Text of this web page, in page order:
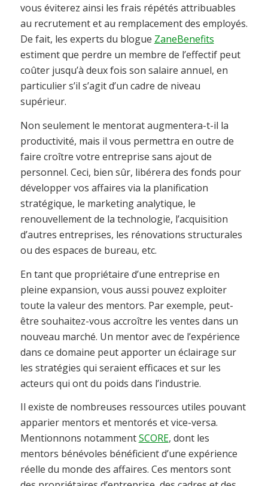
vous éviterez ainsi les frais répétés attribuables
au recrutement et au remplacement des employés.
De fait, les experts du blogue ZaneBenefits
estiment que perdre un membre de l’effectif peut
coûter jusqu’à deux fois son salaire annuel, en
particulier s’il s’agit d’un cadre de niveau
supérieur.
Non seulement le mentorat augmentera-t-il la
productivité, mais il vous permettra en outre de
faire croître votre entreprise sans ajout de
personnel. Ceci, bien sûr, libérera des fonds pour
développer vos affaires via la planification
stratégique, le marketing analytique, le
renouvellement de la technologie, l’acquisition
d’autres entreprises, les rénovations structurales
ou des espaces de bureau, etc.
En tant que propriétaire d’une entreprise en
pleine expansion, vous aussi pouvez exploiter
toute la valeur des mentors. Par exemple, peut-
être souhaitez-vous accroître les ventes dans un
nouveau marché. Un mentor avec de l’expérience
dans ce domaine peut apporter un éclairage sur
les stratégies qui seraient efficaces et sur les
acteurs qui ont du poids dans l’industrie.
Il existe de nombreuses ressources utiles pouvant
apparier mentors et mentorés et vice-versa.
Mentionnons notammentSCORE, dont les
mentors bénévoles bénéficient d’une expérience
réelle du monde des affaires. Ces mentors sont